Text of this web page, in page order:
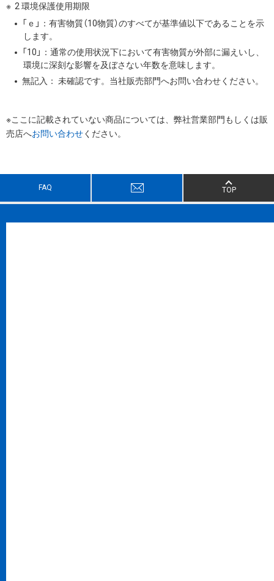
2 環境保護使用期限
「ｅ」：有害物質（10物質）のすべてが基準値以下であることを示
します。
「10」：通常の使用状況下において有害物質が外部に漏えいし、
環境に深刻な影響を及ぼさない年数を意味します。
無記入： 未確認です。当社販売部門へお問い合わせください。
※ここに記載されていない商品については、弊社営業部門もしくは販
売店へお問い合わせください。
FAQ TOP